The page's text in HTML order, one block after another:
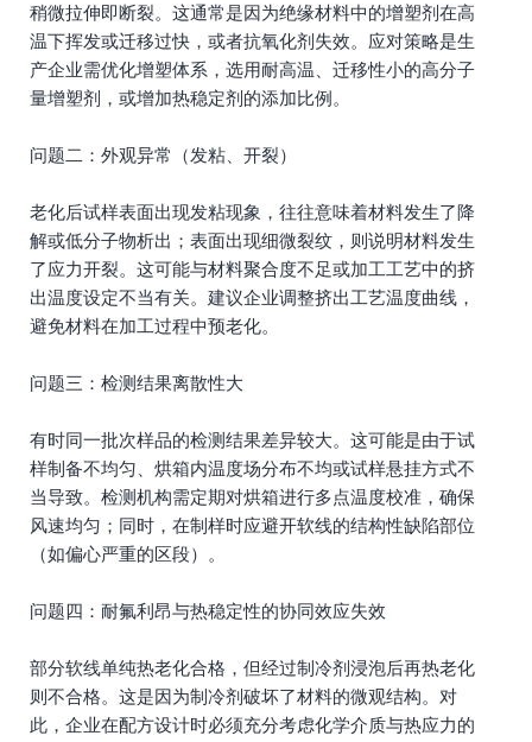
稍微拉伸即断裂。这通常是因为绝缘材料中的增塑剂在高
温下挥发或迁移过快，或者抗氧化剂失效。应对策略是生
产企业需优化增塑体系，选用耐高温、迁移性小的高分子
量增塑剂，或增加热稳定剂的添加比例。
问题二：外观异常（发粘、开裂）
老化后试样表面出现发粘现象，往往意味着材料发生了降
解或低分子物析出；表面出现细微裂纹，则说明材料发生
了应力开裂。这可能与材料聚合度不足或加工工艺中的挤
出温度设定不当有关。建议企业调整挤出工艺温度曲线，
避免材料在加工过程中预老化。
问题三：检测结果离散性大
有时同一批次样品的检测结果差异较大。这可能是由于试
样制备不均匀、烘箱内温度场分布不均或试样悬挂方式不
当导致。检测机构需定期对烘箱进行多点温度校准，确保
风速均匀；同时，在制样时应避开软线的结构性缺陷部位
（如偏心严重的区段）。
问题四：耐氟利昂与热稳定性的协同效应失效
部分软线单纯热老化合格，但经过制冷剂浸泡后再热老化
则不合格。这是因为制冷剂破坏了材料的微观结构。对
此，企业在配方设计时必须充分考虑化学介质与热应力的